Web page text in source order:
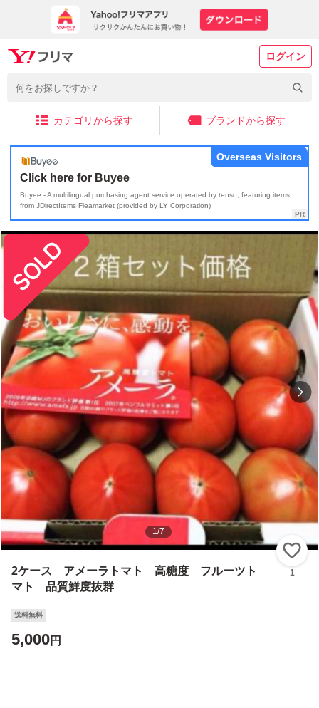
ログイン
カテゴリから探す ブランドから探す
Click here for Buyee
Buyee - A multilingual purchasing agent service operated by tenso, featuring items
from JDirectItems Fleamarket (provided by LY Corporation)
Overseas Visitors
1/7
2ケース アメーラトマト 高糖度 フルーツト
マト 品質鮮度抜群
1
送料無料
5,000円